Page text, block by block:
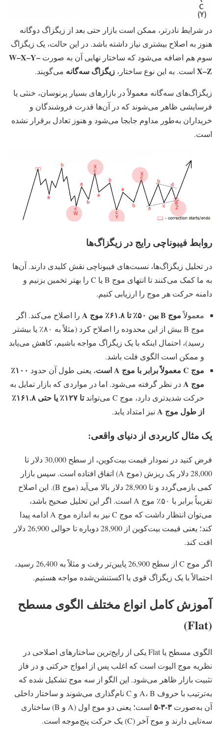
در شرایط نادرتر، ممکن است بازار حتی بعد از زیگزاگ دوگانه
هنوز به اصلاح بیشتری نیاز داشته باشد. در این حالت، یک زیگزاگ
سوم هم اضافه می‌شود که ساختار نهایی آن به صورت W–X–Y–
X–Z است. به این نوع ساختار، زیگزاگ سه‌گانه می‌گویند.
زیگزاگ‌های سه‌گانه معمولاً در بازارهای بسیار پرنوسان، خنثی یا
فرسایشی ظاهر می‌شوند که در آن‌ها قدرت فروشندگان و
خریداران به‌طور مداوم جابجا می‌شود و هنوز تعادل برقرار نشده
است.
روابط فیبوناچی رایج در زیگزاگ‌ها
در تحلیل زیگزاگ‌ها، نسبت‌های فیبوناچی نقش کلیدی دارند. آن‌ها
به ما کمک می‌کنند تا انتهای موج B یا C را بهتر تخمین بزنیم و
دامنه حرکت هر موج را ارزیابی کنیم.
معمولاًموج B بین ۵۰٪ تا ۶۱.۸٪ موج A
را اصلاح می‌کند. اگر
موج B بیش از این محدوده را اصلاح کرد (مثلاً به ۸۰٪ یا بیشتر
رسید)، احتمال اینکه با یک زیگزاگ مواجه باشیم، کاهش می‌یابد
و ممکن است الگوی فلت باشد.
موج C معمولاً برابر با موج A است ، یعنی طول آن حدود
۱۰۰٪
موج A
در نظر گرفته می‌شود. اما در مواردی که بازار تمایل به
حرکت شدیدتری دارد، موج C می‌تواند
تا ۱۲۷٪ یا حتی ۱۶۱.۸٪
از طول موج A
نیز امتداد یابد.
یک مثال کاربردی از دنیای واقعی:
فرض کنید در نمودار قیمت بیت‌کوین، از سطح 30,000 دلار تا
28,000 دلار یک ریزش (موج A) اتفاق افتاده است. سپس بازار
کمی بازمی‌گردد و تا 28,900 دلار بالا می‌آید (موج B). این اصلاح
تقریباً برابر با ۵۰٪ موج A است. اگر این تحلیل صحیح باشد،
می‌توان انتظار داشت که موج C نیز به اندازه موج A ادامه پیدا
کند؛ یعنی قیمت بیت‌کوین از 28,900 دوباره تا حوالی 26,900 دلار
افت کند.
اگر موج C از سطح 26,900 پایین‌تر رفت و مثلاً به 26,400 رسید،
احتمالاً با یک زیگزاگ قوی یا اکستنشن‌شده مواجه هستیم.
آموزش کامل انواع مختلف الگوی مسطح
(Flat)
الگوی مسطح یا Flat یکی از رایج‌ترین ساختارهای اصلاحی در
نظریه موج الیوت است که اغلب پس از امواج حرکتی و در فاز
تثبیت بازار ظاهر می‌شود. این الگو از سه موج تشکیل شده که
به‌ترتیب با حروف A، B و C نام‌گذاری می‌شوند و ساختار داخلی
آن به‌صورت ۳-۳-۵
است؛ یعنی دو موج اول (A و B) ساختاری
سه‌تایی دارند و موج آخر (C) یک حرکت پنج‌موجه است.